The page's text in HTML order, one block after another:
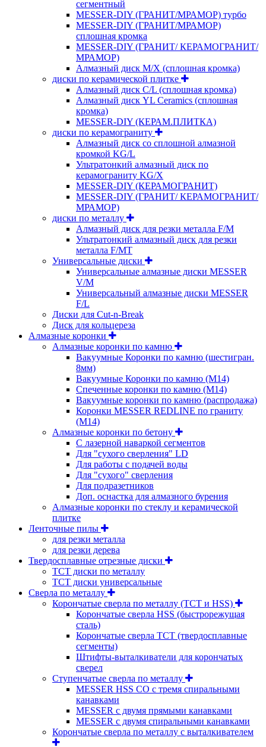
сегментный
MESSER-DIY (ГРАНИТ/МРАМОР) турбо
MESSER-DIY (ГРАНИТ/МРАМОР)
сплошная кромка
MESSER-DIY (ГРАНИТ/ КЕРАМОГРАНИТ/
МРАМОР)
Алмазный диск M/X (сплошная кромка)
диски по керамической плитке
Алмазный диск C/L (сплошная кромка)
Алмазный диск YL Ceramics (сплошная
кромка)
MESSER-DIY (КЕРАМ.ПЛИТКА)
диски по керамограниту
Алмазный диск со сплошной алмазной
кромкой KG/L
Ультратонкий алмазный диск по
керамограниту KG/X
MESSER-DIY (КЕРАМОГРАНИТ)
MESSER-DIY (ГРАНИТ/ КЕРАМОГРАНИТ/
МРАМОР)
диски по металлу
Алмазный диск для резки металла F/M
Ультратонкий алмазный диск для резки
металла F/MT
Универсальные диски
Универсальные алмазные диски MESSER
V/M
Универсальный алмазные диски MESSER
F/L
Диски для Cut-n-Break
Диск для кольцереза
Алмазные коронки
Алмазные коронки по камню
Вакуумные Коронки по камню (шестигран.
8мм)
Вакуумные Коронки по камню (M14)
Спеченные коронки по камню (M14)
Вакуумные коронки по камню (распродажа)
Коронки MESSER REDLINE по граниту
(М14)
Алмазные коронки по бетону
С лазерной наваркой сегментов
Для "сухого сверления" LD
Для работы с подачей воды
Для "сухого" сверления
Для подразетников
Доп. оснастка для алмазного бурения
Алмазные коронки по стеклу и керамической
плитке
Ленточные пилы
для резки металла
для резки дерева
Твердосплавные отрезные диски
ТСТ диски по металлу
ТСТ диски универсальные
Сверла по металлу
Корончатые сверла по металлу (TCT и HSS)
Корончатые сверла HSS (быстрорежущая
сталь)
Корончатые сверла TCT (твердосплавные
сегменты)
Штифты-выталкиватели для корончатых
сверел
Ступенчатые сверла по металлу
MESSER HSS CО с тремя спиральными
канавками
MESSER с двумя прямыми канавками
MESSER с двумя спиральными канавками
Корончатые сверла по металлу c выталкивателем